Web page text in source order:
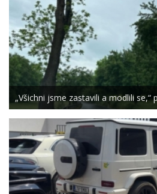
„Všichni jsme zastavili a modlili